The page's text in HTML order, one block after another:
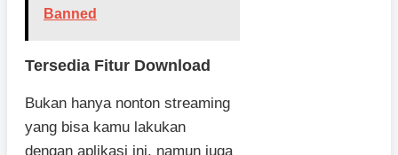
Banned
Tersedia Fitur Download
Bukan hanya nonton streaming
yang bisa kamu lakukan
dengan aplikasi ini, namun juga